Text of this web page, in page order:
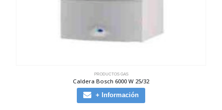
PRODUCTOS GAS
Caldera Bosch 6000 W 25/32
+ Información